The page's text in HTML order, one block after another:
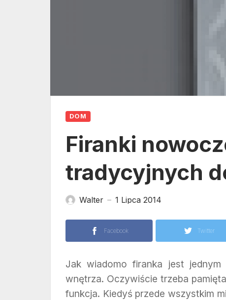
DOM
Firanki
tradycyjnych
Walter — 1 Lipca 2014
Facebook Twitter
Jak wiadomo firanka jest
wnętrza. Oczywiście trzeba
funkcja. Kiedyś przede wszystkim